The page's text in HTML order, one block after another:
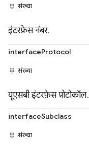
संख्या
इंटरफ़ेस नंबर.
interfaceProtocol
संख्या
यूएसबी इंटरफ़ेस प्रोटोकॉल.
interfaceSubclass
संख्या